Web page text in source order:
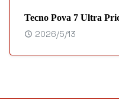
Tecno Pova 7 Ultra
2026/5/13